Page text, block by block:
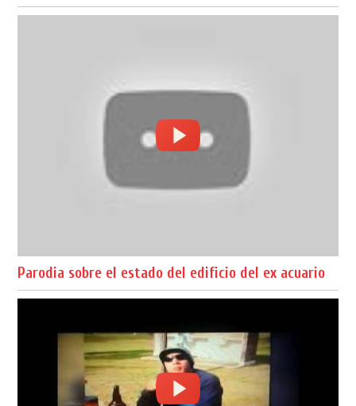
Parodia sobre el estado del edificio del ex acuario